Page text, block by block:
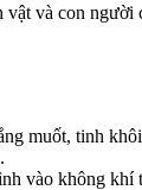
và con người
muốt, tinh
vào không khí